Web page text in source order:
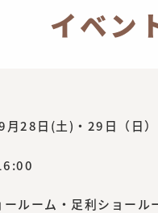
イベン
28日(土)・29日（日）
ールーム・足利ショール